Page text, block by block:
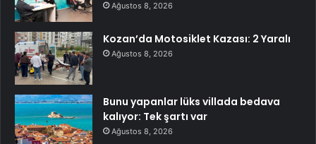
Ağustos 8, 2026
Kozan’da Motosiklet Kazası: 2 Yaralı
Ağustos 8, 2026
Bunu yapanlar lüks villada bedava
kalıyor: Tek şartı var
Ağustos 8, 2026